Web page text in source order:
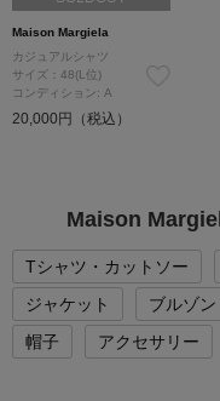
Maison Margiela
カジュアルシャツ
サイズ：48(L位)
コンディション: A
20,000円（税込）
Maison
Tシャツ・カットソー
ジャケット
ブルゾン
帽子
アクセサリー